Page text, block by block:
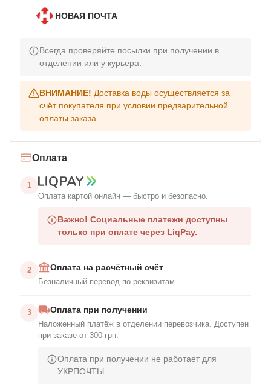
НОВАЯ ПОЧТА
Всегда проверяйте посылки при получении в
отделении или у курьера.
ВНИМАНИЕ! Доставка воды осуществляется за
счёт покупателя при условии предварительной
оплаты заказа.
Оплата
1
Оплата картой онлайн — быстро и безопасно.
Важно! Социальные платежи доступны
только при оплате через LiqPay.
2 Оплата на расчётный счёт
Безналичный перевод по реквизитам.
3 Оплата при получении
Наложенный платёж в отделении перевозчика. Доступен
при заказе от 300 грн.
Оплата при получении не работает для
УКРПОЧТЫ.